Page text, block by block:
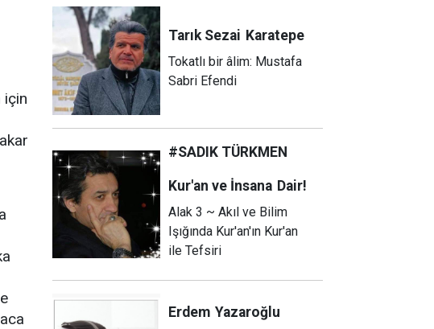
için
Tarık Sezai Karatepe
Tokatlı bir âlim: Mustafa
Sabri Efendi
#SADIK TÜRKMEN
Kur'an ve İnsana Dair!
Alak 3 ~ Akıl ve Bilim
Işığında Kur'an'ın Kur'an
ile Tefsiri
Erdem Yazaroğlu